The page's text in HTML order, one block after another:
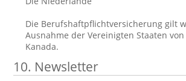
Die Berufshaftpflichtversicherung gilt
Ausnahme der Vereinigten Staaten
Kanada.
10. Newsletter